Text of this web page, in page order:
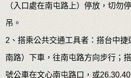
（入口處在南屯路上）停放，切勿
吊。
2、搭乘公共交通工具者：搭台中
南路）下車，往南屯路方向步行；
號公車在文心南屯路口，或